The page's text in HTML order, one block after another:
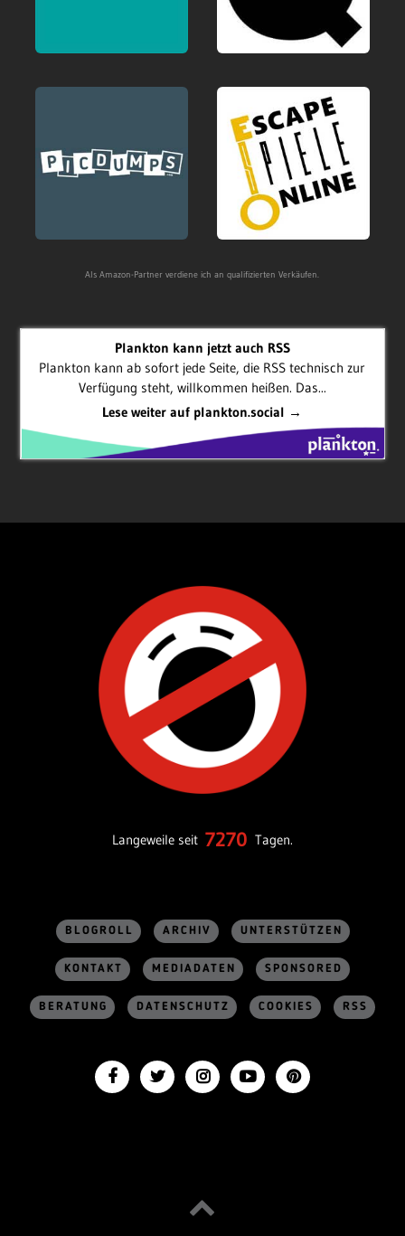
Als Amazon-Partner verdiene ich an qualifizierten Verkäufen.
Plankton kann jetzt auch RSS
Plankton kann ab sofort jede Seite, die RSS technisch zur
Verfügung steht, willkommen heißen. Das...
Lese weiter auf plankton.social →
Langeweile seit 7270 Tagen.
BLOGROLL ARCHIV UNTERSTÜTZEN
KONTAKT MEDIADATEN SPONSORED
BERATUNG DATENSCHUTZ COOKIES RSS